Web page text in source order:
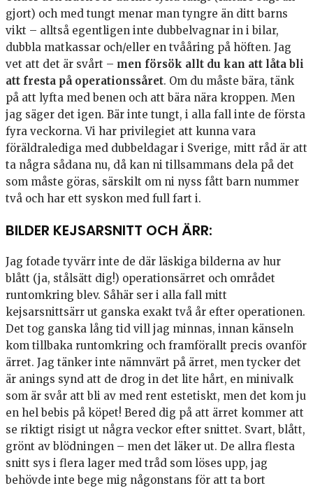
gjort) och med tungt menar man tyngre än ditt barns
vikt – alltså egentligen inte dubbelvagnar in i bilar,
dubbla matkassar och/eller en tvååring på höften. Jag
vet att det är svårt – men försök allt du kan att låta bli
att fresta på operationssåret. Om du måste bära, tänk
på att lyfta med benen och att bära nära kroppen. Men
jag säger det igen. Bär inte tungt, i alla fall inte de första
fyra veckorna. Vi har privilegiet att kunna vara
föräldralediga med dubbeldagar i Sverige, mitt råd är att
ta några sådana nu, då kan ni tillsammans dela på det
som måste göras, särskilt om ni nyss fått barn nummer
två och har ett syskon med full fart i.
BILDER KEJSARSNITT OCH ÄRR:
Jag fotade tyvärr inte de där läskiga bilderna av hur
blått (ja, stålsätt dig!) operationsärret och området
runtomkring blev. Såhär ser i alla fall mitt
kejsarsnittsärr ut ganska exakt två år efter operationen.
Det tog ganska lång tid vill jag minnas, innan känseln
kom tillbaka runtomkring och framförallt precis ovanför
ärret. Jag tänker inte nämnvärt på ärret, men tycker det
är anings synd att de drog in det lite hårt, en minivalk
som är svår att bli av med rent estetiskt, men det kom ju
en hel bebis på köpet! Bered dig på att ärret kommer att
se riktigt risigt ut några veckor efter snittet. Svart, blått,
grönt av blödningen – men det läker ut. De allra flesta
snitt sys i flera lager med tråd som löses upp, jag
behövde inte bege mig någonstans för att ta bort